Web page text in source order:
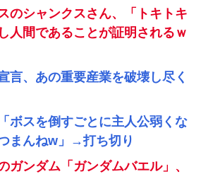
のシャンクスさん、「トキトキ
人間であることが証明されるｗ
言、あの重要産業を破壊し尽く
ボスを倒すごとに主人公弱くな
まんねw」→打ち切り
ガンダム「ガンダムバエル」、